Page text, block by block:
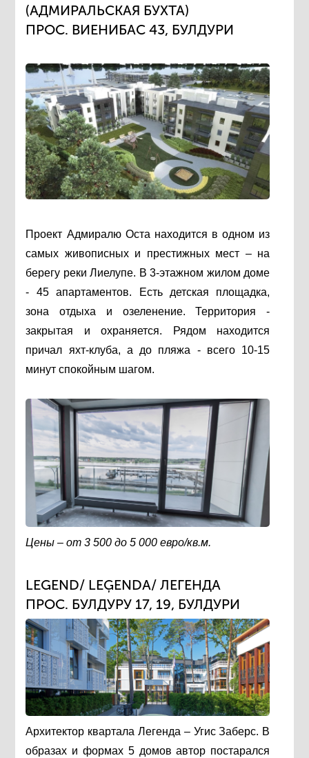
(АДМИРАЛЬСКАЯ БУХТА)
ПРОС. ВИЕНИБАС 43, БУЛДУРИ
Проект Адмиралю Оста находится в одном из
самых живописных и престижных мест – на
берегу реки Лиелупе. В 3-этажном жилом доме
- 45 апартаментов. Есть детская площадка,
зона отдыха и озеленение. Территория -
закрытая и охраняется. Рядом находится
причал яхт-клуба, а до пляжа - всего 10-15
минут спокойным шагом.
Цены – от 3 500 до 5 000 евро/кв.м.
LEGEND/ LEĢENDA/ ЛЕГЕНДА
ПРОС. БУЛДУРУ 17, 19, БУЛДУРИ
Архитектор квартала Легенда – Угис Заберс. В
образах и формах 5 домов автор постарался